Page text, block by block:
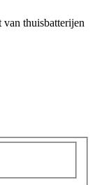
van thuisbatterijen